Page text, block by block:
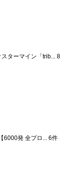
ターマイン「trib... 8
6000発 全プロ... 6件